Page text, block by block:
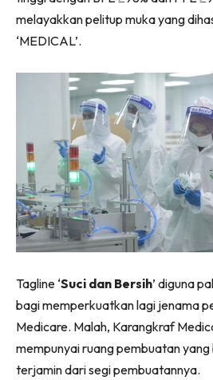
melayakkan pelitup muka yang
‘MEDICAL’.
Tagline ‘Suci dan Bersih’ diguna
bagi memperkuatkan lagi jenama
Medicare. Malah, Karangkraf
mempunyai ruang pembuatan
terjamin dari segi pembuatannya.